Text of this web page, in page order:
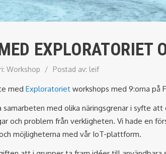
EXPLORATORIET
Workshop / Postad av: leif
med Exploratoriet workshops med 9:orna på
med olika näringsgrenar i syfte att
och problem från verkligheten. Vi hade en
möjligheterna med vår IoT-plattform.